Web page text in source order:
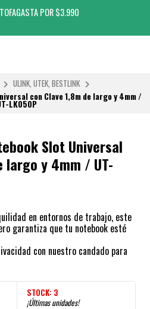
POR $3.990
ULINK, UTEK, BESTLINK
con Clave 1,8m de largo y 4mm /
LK050P
Slot Universal
largo y 4mm / UT-
en entornos de trabajo, este
garantiza que tu notebook esté
con nuestro candado para
STOCK: 3
¡Últimas unidades!